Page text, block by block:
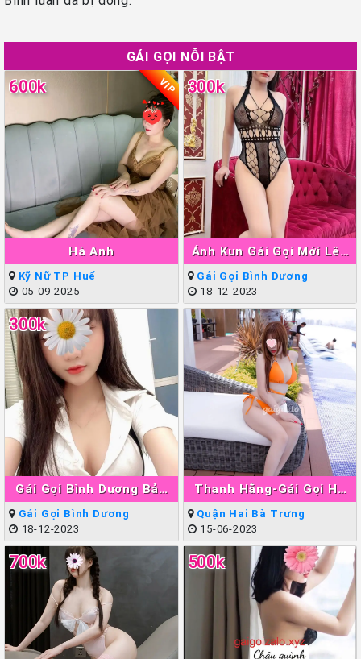
GÁI GỌI NỖI BẬT
Hà Anh
600k VIP
Kỹ Nữ TP Huế
05-09-2025
Ánh Kun Gái Gọi Mới Lên
Sóng Thuận An
300k
Gái Gọi Bình Dương
18-12-2023
Gái Gọi Bình Dương Bảo
Ngân
300k
Gái Gọi Bình Dương
18-12-2023
Thanh Hằng-Gái Gọi Hà
Nội Làm Tình Giỏi Đẳng
Quận Hai Bà Trưng
15-06-2023
700k 500k